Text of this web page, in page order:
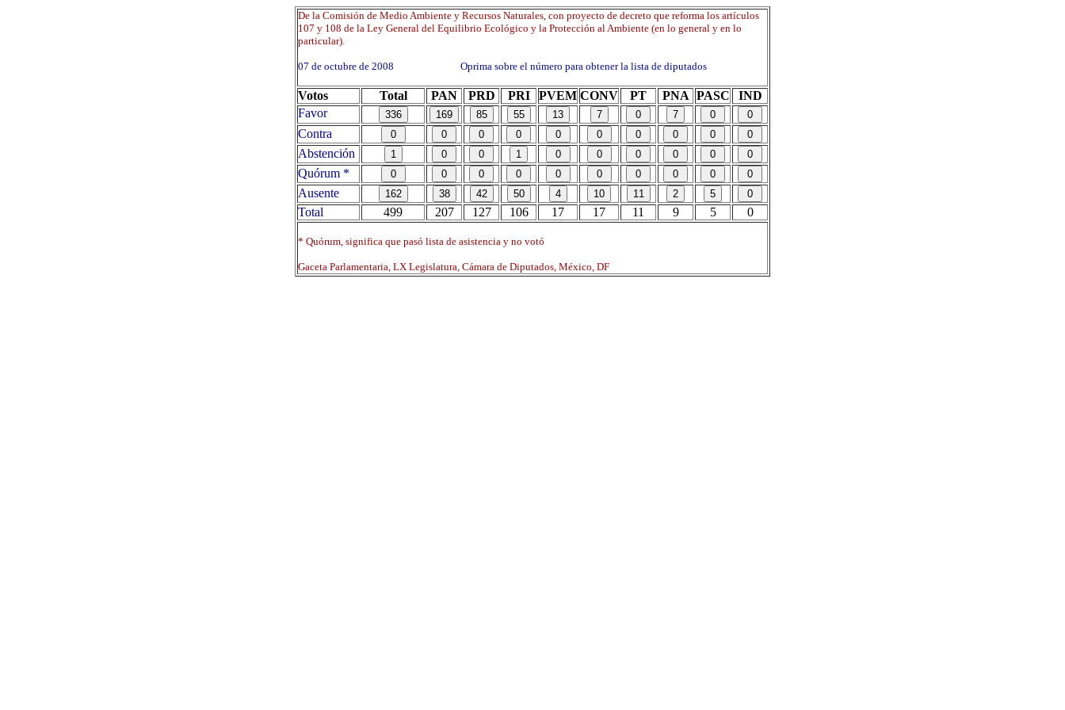
De la Comisión de Medio Ambiente y Recursos Naturales, con proyecto de decreto que reforma los artículos
107 y 108 de la Ley General del Equilibrio Ecológico y la Protección al Ambiente (en lo general y en lo
particular).
07 de octubre de 2008 Oprima sobre el número para obtener la lista de diputados
Votos Total PAN PRD PRI PVEM CONV PT PNA PASC
IND
Favor
Contra
Abstención
Quórum *
Ausente
Total
499 207 127 106 17 17 11 9 5 0
* Quórum, significa que pasó lista de asistencia y no votó
Gaceta Parlamentaria, LX Legislatura, Cámara de Diputados, México, DF